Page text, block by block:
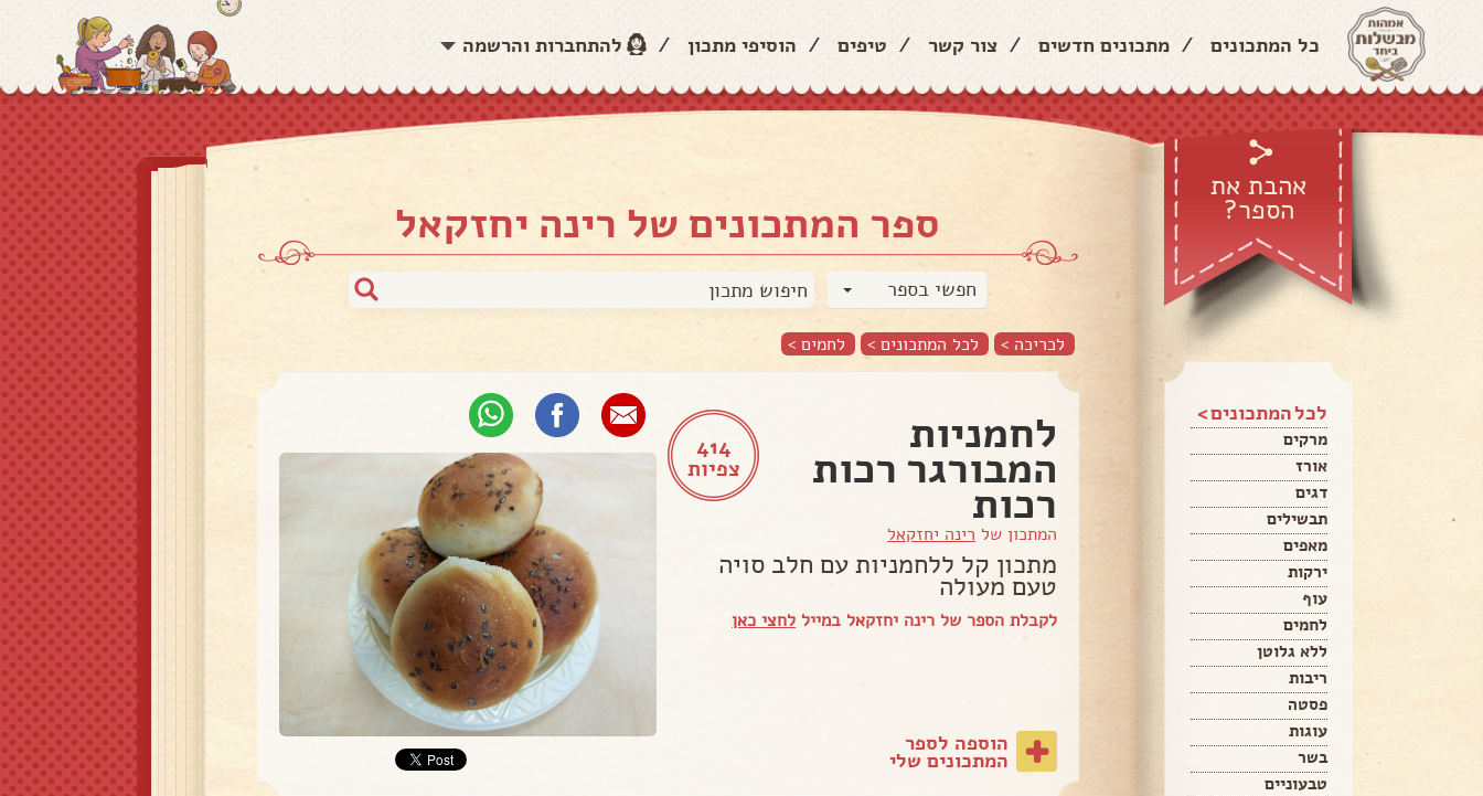
כל המתכונים / מתכונים חדשים / צור קשר / טיפים / הוסיפי מתכון / להתחברות והרשמה
אהבת את
הספר?
לכל המתכונים >
מרקים
אורז
דגים
תבשילים
מאפים
ירקות
עוף
לחמים
ללא גלוטן
ריבות
פסטה
עוגות
בשר
טבעוניים
ספר המתכונים של רינה יחזקאל
חפשי בספר
לכריכה > לכל המתכונים > לחמים >
414
צפיות
לחמניות
המבורגר רכות
רכות
המתכון של רינה יחזקאל
מתכון קל ללחמניות עם חלב סויה
טעם מעולה
לקבלת הספר של רינה יחזקאל במייל לחצי כאן
הוספה לספר
המתכונים שלי